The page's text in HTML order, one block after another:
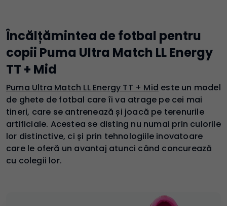
Încălțămintea de fotbal pentru
copii Puma Ultra Match LL Energy
TT + Mid
Puma Ultra Match LL Energy TT + Mid este un model
de ghete de fotbal care îi va atrage pe cei mai
tineri, care se antrenează și joacă pe terenurile
artificiale. Acestea se disting nu numai prin culorile
lor distinctive, ci și prin tehnologiile inovatoare
care le oferă un avantaj atunci când concurează
cu colegii lor.